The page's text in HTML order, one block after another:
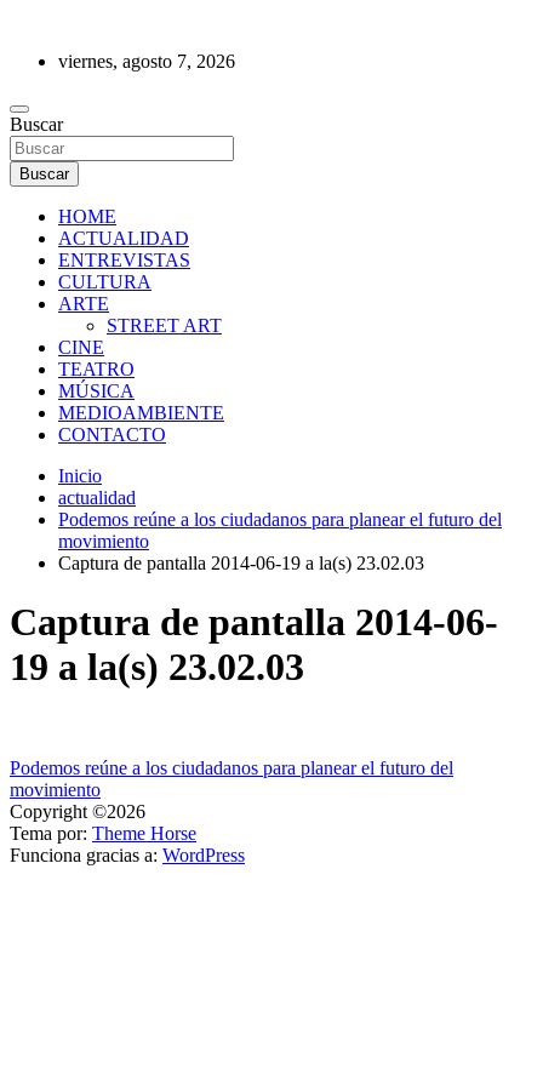
contenidoviernes, agosto 7, 2026
REVISTA DE PRENSA
Buscar
Buscar
HOME
ACTUALIDAD
ENTREVISTAS
CULTURA
ARTE
STREET ART
CINE
TEATRO
MÚSICA
MEDIOAMBIENTE
CONTACTO
Inicio
actualidad
Podemos reúne a los ciudadanos para planear el futuro del
movimiento
Captura de pantalla 2014-06-19 a la(s) 23.02.03
Captura de pantalla 2014-06-
19 a la(s) 23.02.03
Navegación
de
entradas
Podemos reúne a los ciudadanos para planear el futuro del
movimiento
Copyright ©2026
Tema por: Theme Horse
Funciona gracias a: WordPress